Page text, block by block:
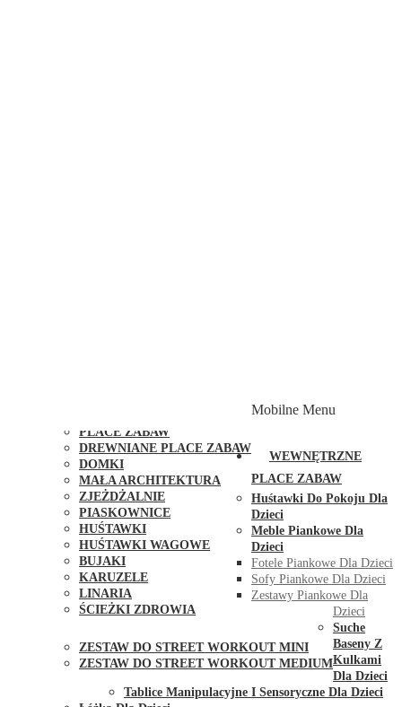
PLACE ZABAW
DREWNIANE PLACE ZABAW
DOMKI
MAŁA ARCHITEKTURA
ZJEŻDŻALNIE
PIASKOWNICE
HUŚTAWKI
HUŚTAWKI WAGOWE
BUJAKI
KARUZELE
LINARIA
ŚCIEŻKI ZDROWIA
ZESTAW DO STREET WORKOUT MINI
ZESTAW DO STREET WORKOUT MEDIUM
Mobilne Menu
WEWNĘTRZNE
PLACE ZABAW
Huśtawki Do Pokoju Dla
Dzieci
Meble Piankowe Dla
Dzieci
Fotele Piankowe Dla Dzieci
Sofy Piankowe Dla Dzieci
Zestawy Piankowe Dla
Dzieci
Suche
Baseny Z
Kulkami
Dla Dzieci
Tablice Manipulacyjne I Sensoryczne Dla Dzieci